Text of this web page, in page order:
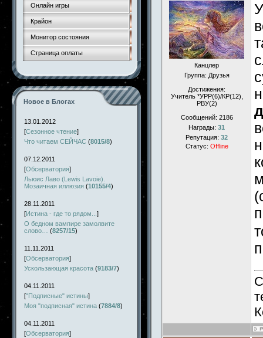
Онлайн игры
Крайон
Монитор состояния
Страница оплаты
Новое в Блогах
13.01.2012
[Сезонное чтение]
Что читаем СЕЙЧАС (8015/8)
07.12.2011
[Обсерватория]
Льюис Лаво (Lewis Lavoie).
Мозаичная иллюзия (10155/4)
28.11.2011
[Истина - где то рядом... ]
О бедном вампире замолвите
слово…
(8257/15)
11.11.2011
[Обсерватория]
Ускользающая красота (9183/7)
04.11.2011
["Подписные" истины]
Моя "подписная" истина (7884/8)
04.11.2011
[Обсерватория]
Канцлер
Группа: Друзья
Достижения:
Учитель *УРР(6)/КР(12),
РВУ(2)
Сообщений: 2186
Награды: 31
Репутация: 32
Статус: Offline